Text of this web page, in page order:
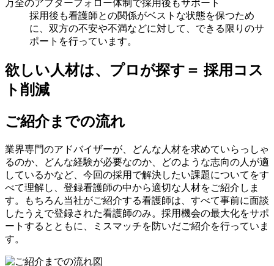
万全のアフターフォロー体制で採用後もサポート
採用後も看護師との関係がベストな状態を保つため
に、双方の不安や不満などに対して、できる限りのサ
ポートを行っています。
欲しい人材は、プロが探す＝ 採用コス
ト削減
ご紹介までの流れ
業界専門のアドバイザーが、どんな人材を求めていらっしゃ
るのか、どんな経験が必要なのか、どのような志向の人が適
しているかなど、今回の採用で解決したい課題についてをす
べて理解し、登録看護師の中から適切な人材をご紹介しま
す。もちろん当社がご紹介する看護師は、すべて事前に面談
したうえで登録された看護師のみ。採用機会の最大化をサポ
ートするとともに、ミスマッチを防いだご紹介を行っていま
す。